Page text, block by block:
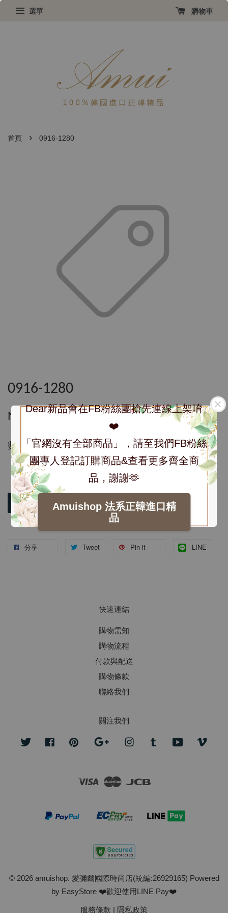
Dear新品會在FB粉絲團搶先連線上架唷
❤️
「官網沒有全部商品」，請至我們FB粉絲
團專人登記訂購商品&查看更多齊全商
品，謝謝🫶
Amuishop 法系正韓進口精
品
選單 購物車
首頁 › 0916-1280
0916-1280
NT$ 1,280
數量
加入購物車
分享 Tweet Pin it LINE
快速連結
購物需知
購物流程
付款與配送
購物條款
聯絡我們
關注我們
Twitter FacebookPinterest Google InstagramTumblr YouTube
Visa Master
© 2026 amuishop. 愛彌爾國際時尚店(統編:26929165) Powered
by EasyStore ❤️歡迎使用LINE Pay❤️
服務條款 | 隱私政策